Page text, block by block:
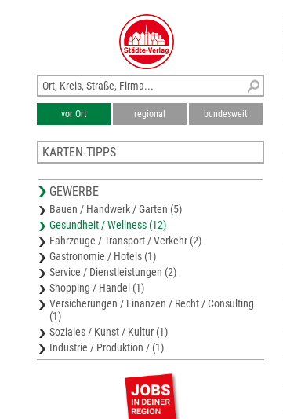
vor Ort regional bundesweit
KARTEN-TIPPS
Stadtplan Übach-Palenberg
Stadtplan Alsdorf
Karte Aachen
Stadtplan Aachen
GEWERBE
Bauen / Handwerk / Garten (5)
Gesundheit / Wellness (12)
Fahrzeuge / Transport / Verkehr (2)
Gastronomie / Hotels (1)
Service / Dienstleistungen (2)
Shopping / Handel (1)
Versicherungen / Finanzen / Recht / Consulting
(1)
Soziales / Kunst / Kultur (1)
Industrie / Produktion / (1)